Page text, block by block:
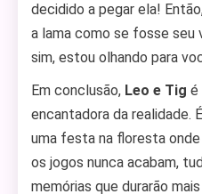
decidido a pegar ela!
a lama como se fosse
sim, estou olhando para
Em conclusão, Leo e Tig é
encantadora da realidade.
uma festa na floresta
os jogos nunca acabam,
memórias que durarão